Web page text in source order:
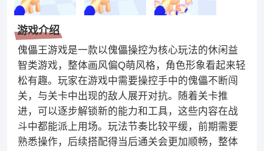
游戏介绍
傀儡王游戏是一款以傀儡操控为核心玩法的休闲益
智类游戏，整体画风偏Q萌风格，角色形象看起来轻
松有趣。玩家在游戏中需要操控手中的傀儡不断闯
关，与关卡中出现的敌人展开对抗。随着关卡推
进，可以逐步解锁新的能力和工具，这些内容在战
斗中都能派上用场。玩法节奏比较平缓，前期需要
熟悉操作，后续搭配得当后通关会更加顺畅，整体